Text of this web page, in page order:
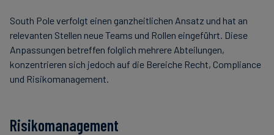
South Pole verfolgt einen ganzheitlichen Ansatz und hat an
relevanten Stellen neue Teams und Rollen eingeführt. Diese
Anpassungen betreffen folglich mehrere Abteilungen,
konzentrieren sich jedoch auf die Bereiche Recht, Compliance
und Risikomanagement.
Risikomanagement